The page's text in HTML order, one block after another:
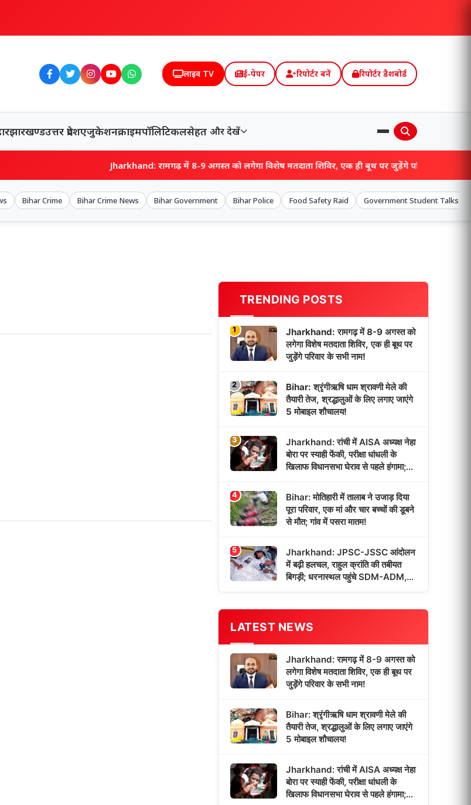
लाइव TV ई-पेपर रिपोर्टर बनें रिपोर्टर डैशबोर्ड
झारखण्डउत्तर प्रदेशएजुकेशनक्राइमपॉलिटिकलसेहत और देखें
Jharkhand: रामगढ़ में 8-9 अगस्त को लगेगा विशेष मतदाता शिविर, एक ही बूथ पर जुड़ेंगे परिवार के सभी नाम!
Bihar Crime Bihar Crime News Bihar Government Bihar Police Food Safety Raid Government Student Talks
TRENDING POSTS
1
Jharkhand: रामगढ़ में 8-9 अगस्त को
लगेगा विशेष मतदाता शिविर, एक ही बूथ पर
जुड़ेंगे परिवार के सभी नाम!
2
Bihar: श्रृंगीऋषि धाम श्रावणी मेले की
तैयारी तेज, श्रद्धालुओं के लिए लगाए जाएंगे
5 मोबाइल शौचालय!
3
Jharkhand: रांची में AISA अध्यक्ष नेहा
बोरा पर स्याही फेंकी, परीक्षा धांधली के
खिलाफ विधानसभा घेराव से पहले हंगामा;
4
Bihar: मोतिहारी में तालाब ने उजाड़ दिया
पूरा परिवार, एक मां और चार बच्चों की डूबने
से मौत; गांव में पसरा मातम!
5
Jharkhand: JPSC-JSSC आंदोलन
में बढ़ी हलचल, राहुल क्रांति की तबीयत
बिगड़ी; धरनास्थल पहुंचे SDM-ADM,
बातचीत की उम्मीद जगी!
LATEST NEWS
Jharkhand: रामगढ़ में 8-9 अगस्त को
लगेगा विशेष मतदाता शिविर, एक ही बूथ पर
जुड़ेंगे परिवार के सभी नाम!
Bihar: श्रृंगीऋषि धाम श्रावणी मेले की
तैयारी तेज, श्रद्धालुओं के लिए लगाए जाएंगे
5 मोबाइल शौचालय!
Jharkhand: रांची में AISA अध्यक्ष नेहा
बोरा पर स्याही फेंकी, परीक्षा धांधली के
खिलाफ विधानसभा घेराव से पहले हंगामा;